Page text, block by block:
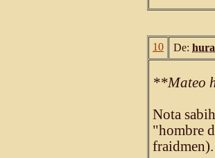
10 De:
**Mateo
Nota
"hombre
fraidmen).